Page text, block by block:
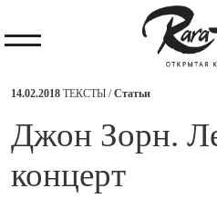
14.02.2018 ТЕКСТЫ /Статьи
Джон Зорн.
концерт